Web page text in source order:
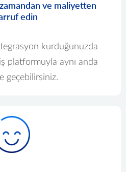
ve maliyetten
edin
kurduğunuzda
platformuyla aynı anda
geçebilirsiniz.